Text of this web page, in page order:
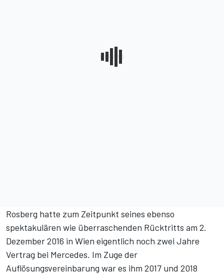
Rosberg hatte zum Zeitpunkt seines ebenso
spektakulären wie überraschenden Rücktritts am 2.
Dezember 2016 in Wien eigentlich noch zwei Jahre
Vertrag bei Mercedes. Im Zuge der
Auflösungsvereinbarung war es ihm 2017 und 2018